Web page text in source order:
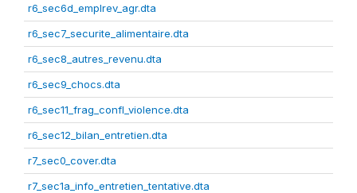
r6_sec6d_emplrev_agr.dta
r6_sec7_securite_alimentaire.dta
r6_sec8_autres_revenu.dta
r6_sec9_chocs.dta
r6_sec11_frag_confl_violence.dta
r6_sec12_bilan_entretien.dta
r7_sec0_cover.dta
r7_sec1a_info_entretien_tentative.dta